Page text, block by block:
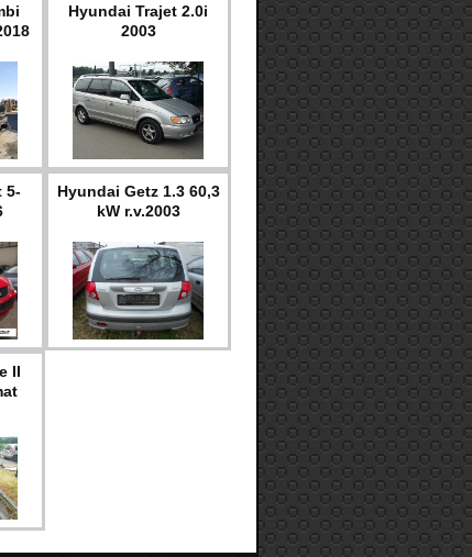
Hyundai Trajet 2.0i
2003
5-
Hyundai Getz 1.3 60,3
kW r.v.2003
II